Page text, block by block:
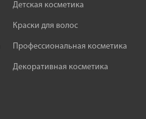
Детская косметика
Краски для волос
Профессиональная косметика
Декоративная косметика